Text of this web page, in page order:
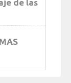
de las